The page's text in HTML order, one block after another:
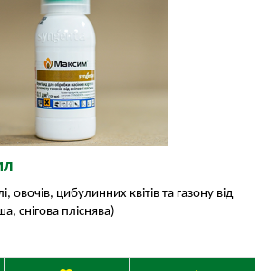
овочів, цибулинних квітів та газону від
снігова пліснява)